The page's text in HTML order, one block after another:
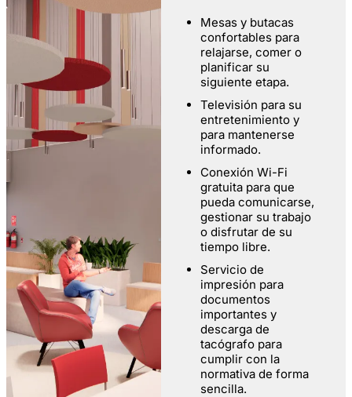
Mesas y butacas
confortables para
relajarse, comer o
planificar su
siguiente etapa.
Televisión para su
entretenimiento y
para mantenerse
informado.
Conexión Wi-Fi
gratuita para que
pueda comunicarse,
gestionar su trabajo
o disfrutar de su
tiempo libre.
Servicio de
impresión para
documentos
importantes y
descarga de
tacógrafo para
cumplir con la
normativa de forma
sencilla.